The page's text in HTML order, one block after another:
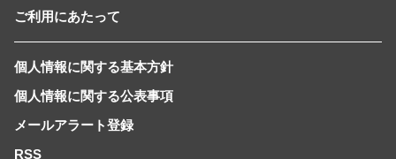
ご利用にあたって
個人情報に関する基本方針
個人情報に関する公表事項
メールアラート登録
RSS